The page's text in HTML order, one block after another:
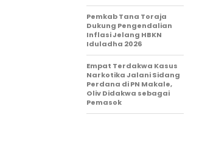
Pemkab Tana Toraja
Dukung Pengendalian
Inflasi Jelang HBKN
Iduladha 2026
Empat Terdakwa Kasus
Narkotika Jalani Sidang
Perdana di PN Makale,
Oliv Didakwa sebagai
Pemasok